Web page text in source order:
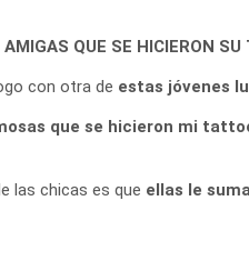
QUE SE HICIERON SU
con otra de estas jóvenes
que se hicieron mi
las chicas es que ellas le